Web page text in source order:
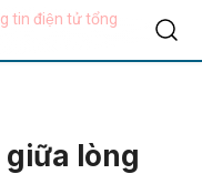
lòng